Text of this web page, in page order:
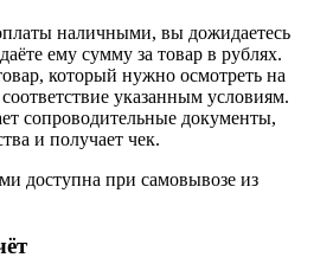
наличными, вы дожидаетесь
ему сумму за товар в рублях.
который нужно осмотреть на
указанным условиям.
сопроводительные документы,
и получает чек.
доступна при самовывозе из